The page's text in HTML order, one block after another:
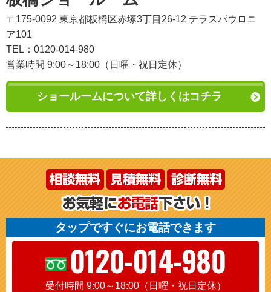
〒175-0092 東京都板橋区赤塚3丁目26-12 テラスパウロニ
ア101
TEL：0120-014-980
営業時間 9:00～18:00（日曜・祝日定休）
ショールームについて詳しくはコチラ
タップですぐにお電話できます
0120-014-980
受付時間 9:00～18:00（日曜・祝日定休）